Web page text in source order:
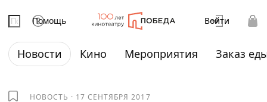
Помощь Войти
Новости Кино Мероприятия Заказ
НОВОСТЬ · 17 СЕНТЯБРЯ 2017